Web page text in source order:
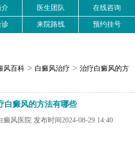
介 医生团队 在线咨询
诊 来院路线 预约挂号
风百科 > 白癜风治疗 > 治疗白癜风的方
白癜风的方法有哪些
风医院 发布时间2024-08-29 14:40